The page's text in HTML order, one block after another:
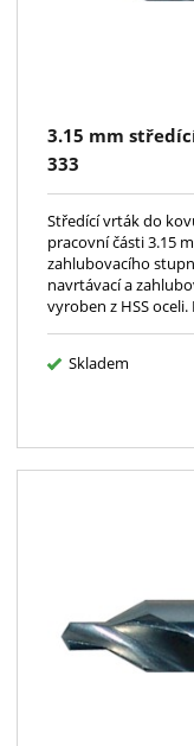
3.15 mm
333
Středící vrták do
pracovní části 3.15
zahlubovacího
navrtávací a
vyroben z HSS oceli.
Skladem